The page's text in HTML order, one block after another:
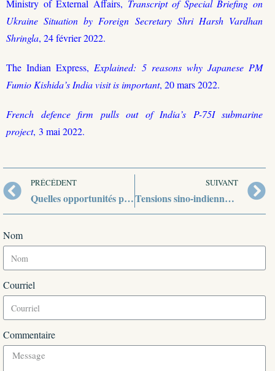
Ministry of External Affairs, Transcript of Special Briefing on
Ukraine Situation by Foreign Secretary Shri Harsh Vardhan
Shringla, 24 février 2022.
The Indian Express, Explained: 5 reasons why Japanese PM
Fumio Kishida’s India visit is important, 20 mars 2022.
French defence firm pulls out of India’s P-75I submarine
project, 3 mai 2022.
PRÉCÉDENT
Quelles opportunités pour la coopération Inde-Australie en Indopacifique ?
SUIVANT
Tensions sino-indiennes, la situation au Ladakh
Nom
Courriel
Commentaire